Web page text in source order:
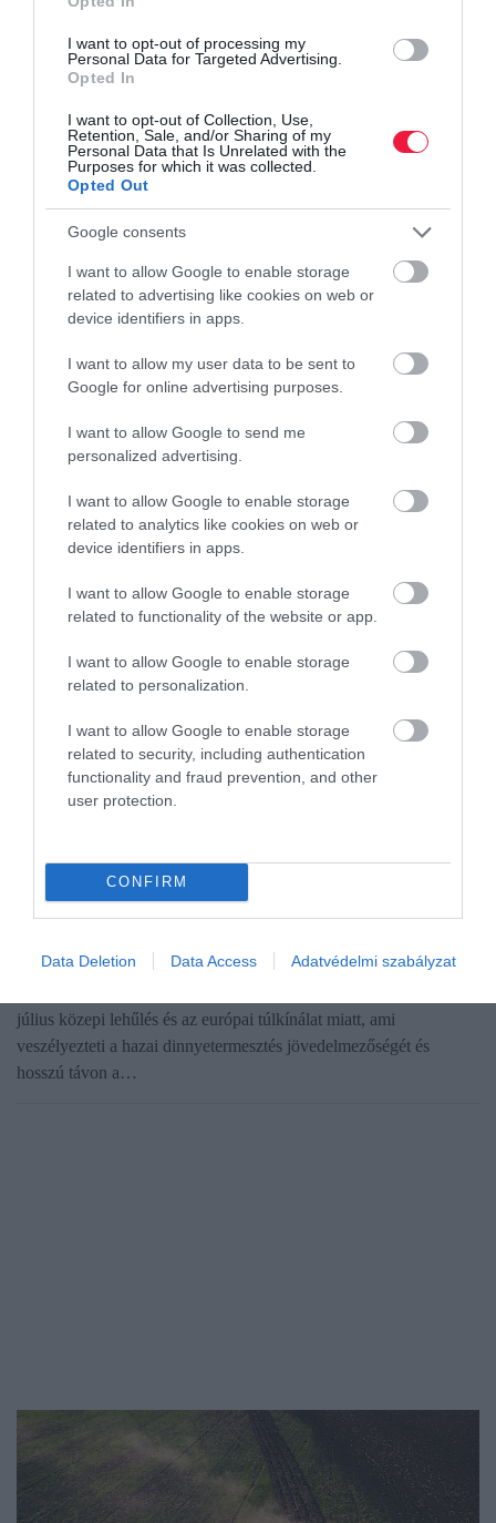
I want to opt-out of processing my
Personal Data for Targeted Advertising.
Opted In
I want to opt-out of Collection, Use,
Retention, Sale, and/or Sharing of my
Personal Data that Is Unrelated with the
Purposes for which it was collected.
Opted Out
Google consents
I want to allow Google to enable storage
related to advertising like cookies on web or
device identifiers in apps.
I want to allow my user data to be sent to
Google for online advertising purposes.
I want to allow Google to send me
personalized advertising.
I want to allow Google to enable storage
related to analytics like cookies on web or
device identifiers in apps.
I want to allow Google to enable storage
related to functionality of the website or app.
I want to allow Google to enable storage
related to personalization.
I want to allow Google to enable storage
related to security, including authentication
functionality and fraud prevention, and other
user protection.
CONFIRM
Data Deletion Data Access Adatvédelmi szabályzat
Tavaly három-négyezer forintos kilónkénti árakat lehetett látni,
jellemzően már csak 125 vagy 250 grammos kiszerelésben
értékesítették a málnát, de ettől nem lett olcsóbb.
málna termelés mezőgazdaság
NÖVÉNYTERMESZTÉS
Mekkora felvásárlási árnál éri meg dinnyét
július közepi lehűlés és az európai túlkínálat miatt, ami
veszélyezteti a hazai dinnyetermesztés jövedelmezőségét és
hosszú távon a…